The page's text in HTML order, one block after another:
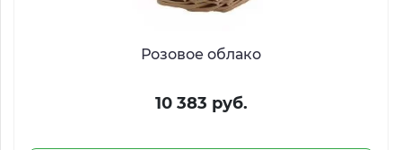
Розовое облако
10 383 руб.